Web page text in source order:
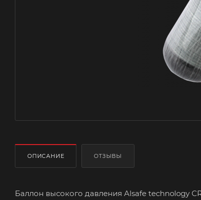
ОПИСАНИЕ ОТЗЫВЫ
Баллон высокого давления Alsafe technology